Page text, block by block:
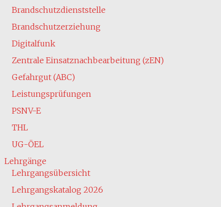
Brandschutzdienststelle
Brandschutzerziehung
Digitalfunk
Zentrale Einsatznachbearbeitung (zEN)
Gefahrgut (ABC)
Leistungsprüfungen
PSNV-E
THL
UG-ÖEL
Lehrgänge
Lehrgangsübersicht
Lehrgangskatalog 2026